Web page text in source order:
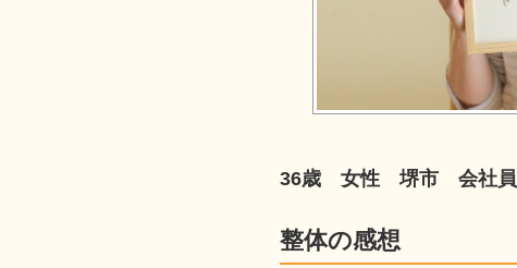
36歳 女性 堺市 会社員
整体の感想